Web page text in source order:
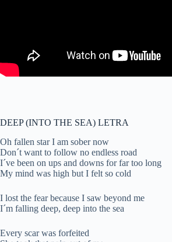
DEEP (INTO THE SEA) LETRA
Oh fallen star I am sober now
Don´t want to follow no endless road
I´ve been on ups and downs for far too long
My mind was high but I felt so cold
I lost the fear because I saw beyond me
I´m falling deep, deep into the sea
Every scar was forfeited